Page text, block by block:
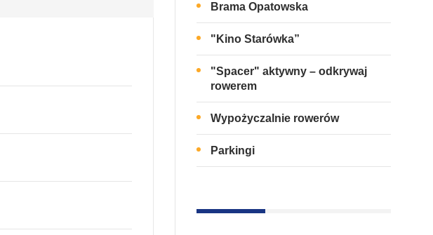
Brama Opatowska
"Kino Starówka”
"Spacer" aktywny – odkrywaj
rowerem
Wypożyczalnie rowerów
Parkingi